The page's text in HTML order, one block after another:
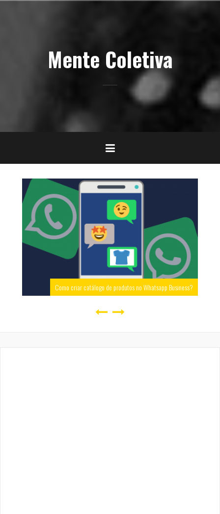
Mente Coletiva
Como criar catálogo de produtos no Whatsapp Business?